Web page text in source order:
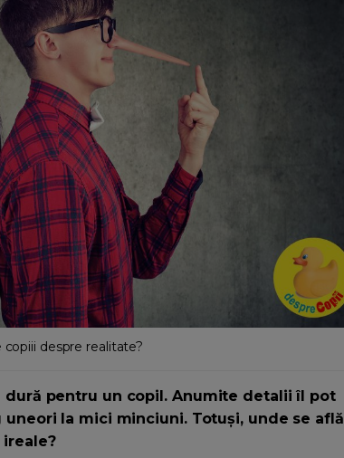
despre realitate?
pentru un copil. Anumite detalii îl pot
la mici minciuni. Totuși, unde se află